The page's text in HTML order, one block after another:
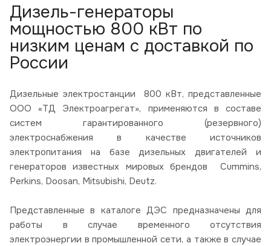
Дизель-генераторы
мощностью 800 кВт по
низким ценам с доставкой по
России
Дизельные электростанции 800 кВт, представленные
ООО «ТД Электроагрегат», применяются в составе
систем гарантированного (резервного)
электроснабжения в качестве источников
электропитания на базе дизельных двигателей и
генераторов известных мировых брендов Cummins,
Perkins, Doosan, Mitsubishi, Deutz.
Представленные в каталоге ДЭС предназначены для
работы в случае временного отсутствия
электроэнергии в промышленной сети, а также в случае